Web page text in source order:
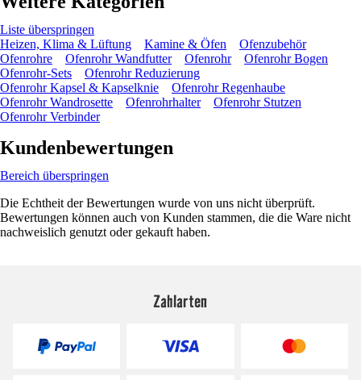
Liste überspringen
Heizen, Klima & Lüftung
Kamine & Öfen
Ofenzubehör
Ofenrohre
Ofenrohr Wandfutter Ofenrohr
Ofenrohr Bogen
Ofenrohr-Sets
Ofenrohr Reduzierung
Ofenrohr Kapsel & Kapselknie
Ofenrohr Regenhaube
Ofenrohr Wandrosette
Ofenrohrhalter
Ofenrohr Stutzen
Ofenrohr Verbinder
Kundenbewertungen
Bereich überspringen
Die Echtheit der Bewertungen wurde von uns nicht überprüft.
Bewertungen können auch von Kunden stammen, die die Ware nicht
nachweislich genutzt oder gekauft haben.
Zahlarten